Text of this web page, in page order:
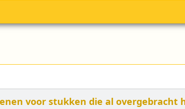
voor stukken die al overgebracht